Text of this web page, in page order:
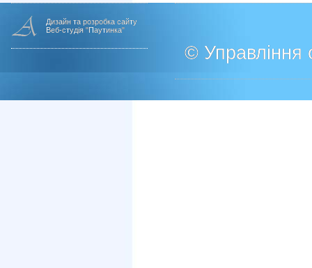
Дизайн та розробка сайту
Веб-студія "Паутинка"
© Управління